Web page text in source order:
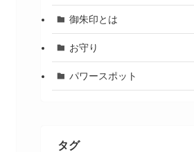
御朱印とは
お守り
パワースポット
タグ